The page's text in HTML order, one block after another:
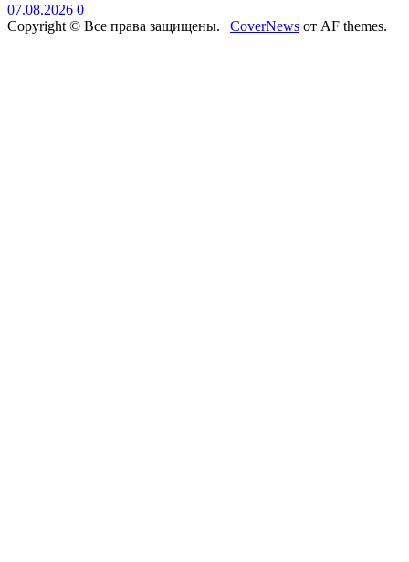
07.08.2026 0
Copyright © Все права защищены. | CoverNews от AF themes.